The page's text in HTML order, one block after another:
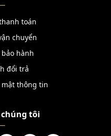
toán
chuyển
hành
đổi trả
mật thông tin
tôi